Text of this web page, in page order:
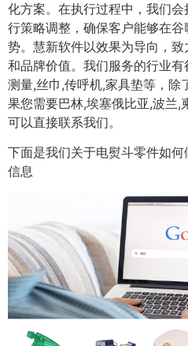
化方案。在执行过程中，我们
行策略调整，确保客户能够在
势。慧新软件以效果为导向，
和品牌价值。我们服务的行业
测量,丝巾,传呼机,家具垫等，除
果您需要巴林,埃塞俄比亚,波兰,
可以直接联系我们。
下面是我们关于电熨斗零件如
信息